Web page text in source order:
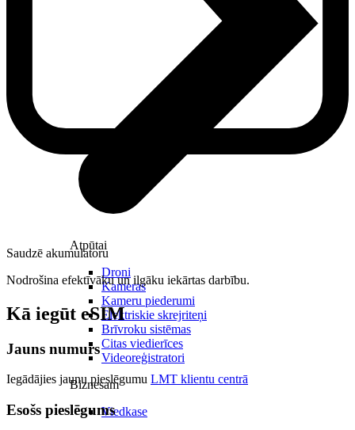
Atpūtai
Droni
Kameras
Kameru piederumi
Elektriskie skrejriteņi
Brīvroku sistēmas
Citas viedierīces
Videoreģistratori
Biznesam
Viedkase
Saudzē akumulatoru
Nodrošina efektīvāku un ilgāku iekārtas darbību.
Kā iegūt eSIM
Jauns numurs
Iegādājies jaunu pieslēgumu LMT klientu centrā
Esošs pieslēgums